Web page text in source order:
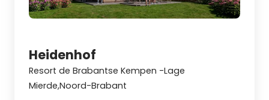
Heidenhof
Resort de Brabantse Kempen -Lage
Mierde,Noord-Brabant